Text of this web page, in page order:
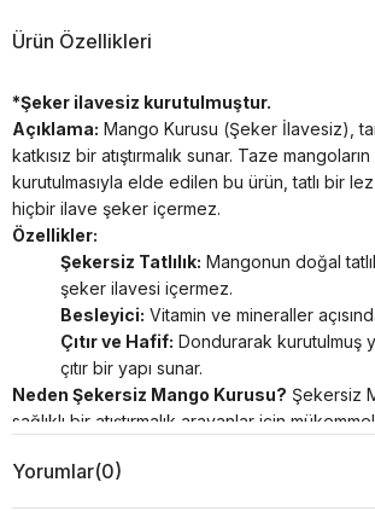
Ürün Özellikleri
*Şeker ilavesiz kurutulmuştur.
Açıklama: Mango Kurusu (Şeker İlavesiz),
katkısız bir atıştırmalık sunar. Taze
kurutulmasıyla elde edilen bu ürün, tatlı bir
hiçbir ilave şeker içermez.
Özellikler:
Şekersiz Tatlılık: Mangonun doğal
şeker ilavesi içermez.
Besleyici: Vitamin ve mineraller
Çıtır ve Hafif: Dondurarak kurutulmuş
çıtır bir yapı sunar.
Neden Şekersiz Mango Kurusu? Şekersiz
sağlıklı bir atıştırmalık arayanlar için
bir enerji kaynağıdır.
Yorumlar(0)